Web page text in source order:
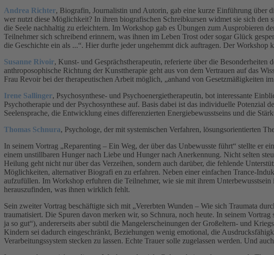
Andrea Richter, Biografin, Journalistin und Autorin, gab eine kurze Einführung über
wer nutzt diese Möglichkeit? In ihren biografischen Schreibkursen widmet sie sich
die Seele nachhaltig zu erleichtern. Im Workshop gab es Übungen zum Ausprobieren
Teilnehmer sich schreibend erinnern, was ihnen im Leben Trost oder sogar Glück
die Geschichte ein als ...“. Hier durfte jeder ungehemmt dick auftragen. Der Workshop
Susanne Rivoir, Kunst- und Gesprächstherapeutin, referierte über die
anthroposophische Richtung der Kunsttherapie geht aus von dem Vertrauen auf das
Frau Revoir bei der therapeutischen Arbeit möglich, „anhand von Gesetzmäßigkeiten
Irene Sallinger, Psychosynthese- und Psychoenergietherapeutin, bot interessante
Psychotherapie und der Psychosynthese auf. Basis dabei ist das individuelle
Seelensprache, die Entwicklung eines differenzierten Energiebewusstseins und die
Thomas Schnura, Psychologe, der mit systemischen Verfahren, lösungsorientierten
In seinem Vortrag „Reparenting – Ein Weg, der über das Unbewusste führt“ stellte er
einem unstillbaren Hunger nach Liebe und Hunger nach Anerkennung. Nicht selten
Heilung geht nicht nur über das Verzeihen, sondern auch darüber, die fehlende
Möglichkeiten, alternativer Biografi en zu erfahren. Neben einer einfachen Trance-
aufzufüllen. Im Workshop erfuhren die Teilnehmer, wie sie mit ihrem
herauszufinden, was ihnen wirklich fehlt.
Sein zweiter Vortrag beschäftigte sich mit „Vererbten Wunden – Wie sich Traumata
traumatisiert. Die Spuren davon merken wir, so Schnura, noch heute. In seinem
ja so gut“), andererseits aber subtil die Mangelerscheinungen der Großeltern- und
Kindern sei dadurch eingeschränkt, Beziehungen wenig emotional, die
Verarbeitungssystem stecken zu lassen. Echte Trauer solle zugelassen werden. Und